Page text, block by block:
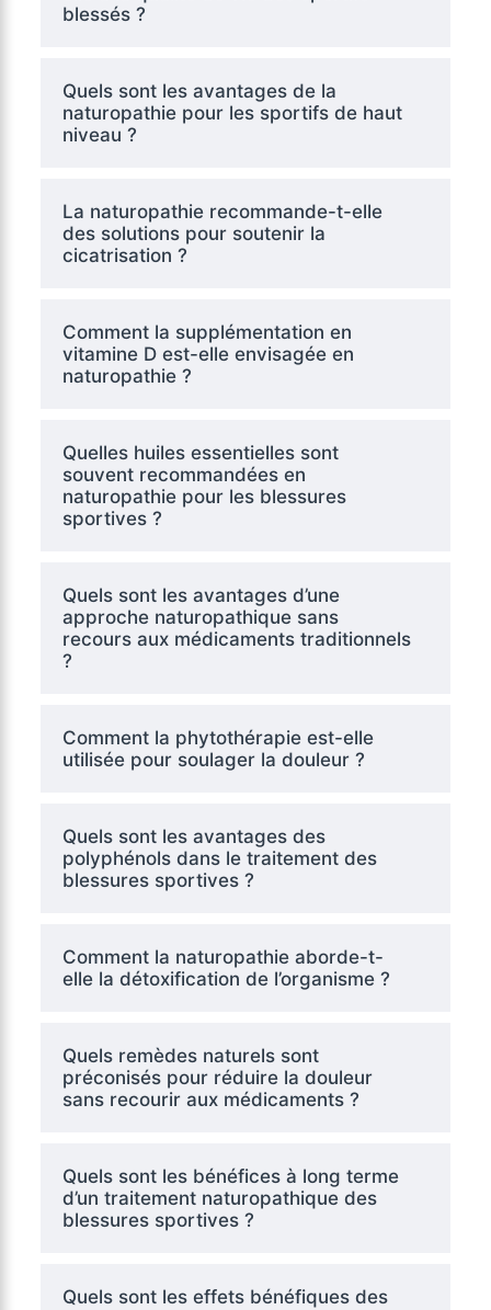
blessés ?
Quels sont les avantages de la
naturopathie pour les sportifs de haut
niveau ?
La naturopathie recommande-t-elle
des solutions pour soutenir la
cicatrisation ?
Comment la supplémentation en
vitamine D est-elle envisagée en
naturopathie ?
Quelles huiles essentielles sont
souvent recommandées en
naturopathie pour les blessures
sportives ?
Quels sont les avantages d’une
approche naturopathique sans
recours aux médicaments traditionnels
?
Comment la phytothérapie est-elle
utilisée pour soulager la douleur ?
Quels sont les avantages des
polyphénols dans le traitement des
blessures sportives ?
Comment la naturopathie aborde-t-
elle la détoxification de l’organisme ?
Quels remèdes naturels sont
préconisés pour réduire la douleur
sans recourir aux médicaments ?
Quels sont les bénéfices à long terme
d’un traitement naturopathique des
blessures sportives ?
Quels sont les effets bénéfiques des